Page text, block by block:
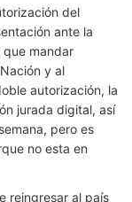
del
ante la
que mandar
y al
autorización, la
jurada digital, así
pero es
no esta en
reingresar al país